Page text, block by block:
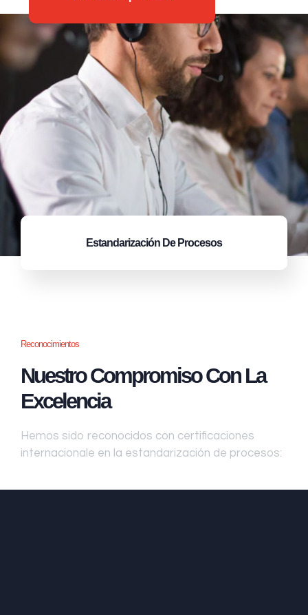
Estandarización De Procesos
Reconocimientos
Nuestro Compromiso Con La
Excelencia
Hemos sido reconocidos con certificaciones
internacionale en la estandarización de procesos: